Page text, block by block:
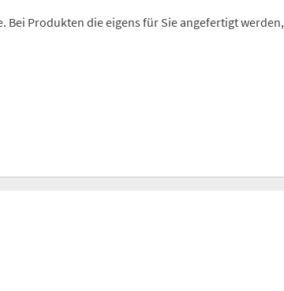
Bei Produkten die eigens für Sie angefertigt